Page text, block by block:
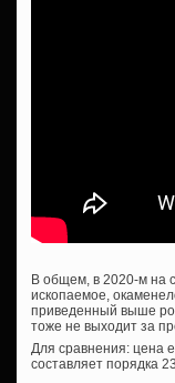
В общем, в 2020-м на
ископаемое,
приведенный выше
тоже не выходит за
Для сравнения: цена
составляет порядка